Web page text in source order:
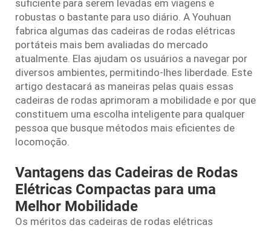
suficiente para serem levadas em viagens e
robustas o bastante para uso diário. A Youhuan
fabrica algumas das cadeiras de rodas elétricas
portáteis mais bem avaliadas do mercado
atualmente. Elas ajudam os usuários a navegar por
diversos ambientes, permitindo-lhes liberdade. Este
artigo destacará as maneiras pelas quais essas
cadeiras de rodas aprimoram a mobilidade e por que
constituem uma escolha inteligente para qualquer
pessoa que busque métodos mais eficientes de
locomoção.
Vantagens das Cadeiras de Rodas
Elétricas Compactas para uma
Melhor Mobilidade
Os méritos das cadeiras de rodas elétricas